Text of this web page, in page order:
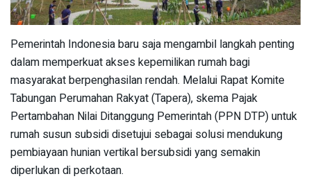
Pemerintah Indonesia baru saja mengambil langkah penting
dalam memperkuat akses kepemilikan rumah bagi
masyarakat berpenghasilan rendah. Melalui Rapat Komite
Tabungan Perumahan Rakyat (Tapera), skema Pajak
Pertambahan Nilai Ditanggung Pemerintah (PPN DTP) untuk
rumah susun subsidi disetujui sebagai solusi mendukung
pembiayaan hunian vertikal bersubsidi yang semakin
diperlukan di perkotaan.